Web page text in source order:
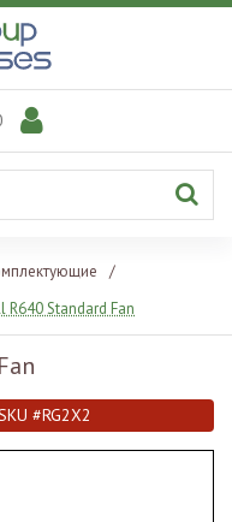
/
R640 Standard Fan
#RG2X2